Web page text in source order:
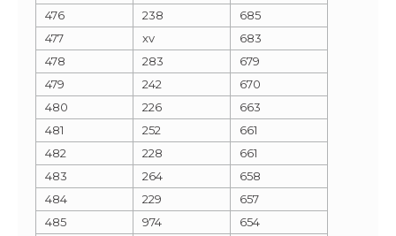
476
238
685
477
xv
683
478
283
679
479
242
670
480
226
663
481
252
661
482
228
661
483
264
658
484
229
657
485
974
654